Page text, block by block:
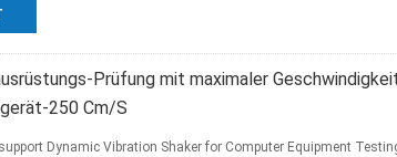
Prüfung mit maximaler
250 Cm/S
Dynamic Vibration Shaker for Computer Equipment